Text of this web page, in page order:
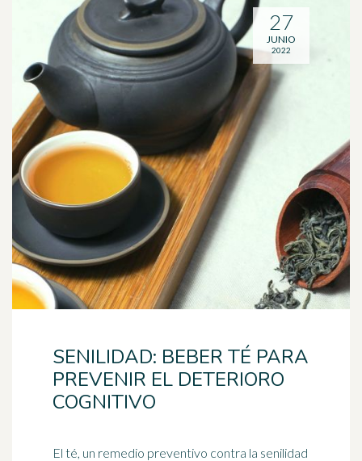
SENILIDAD: BEBER TÉ PARA
PREVENIR EL DETERIORO
COGNITIVO
El té, un remedio preventivo contra la senilidad
27
JUNIO
2022